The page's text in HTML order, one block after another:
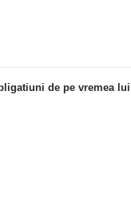
de pe vremea